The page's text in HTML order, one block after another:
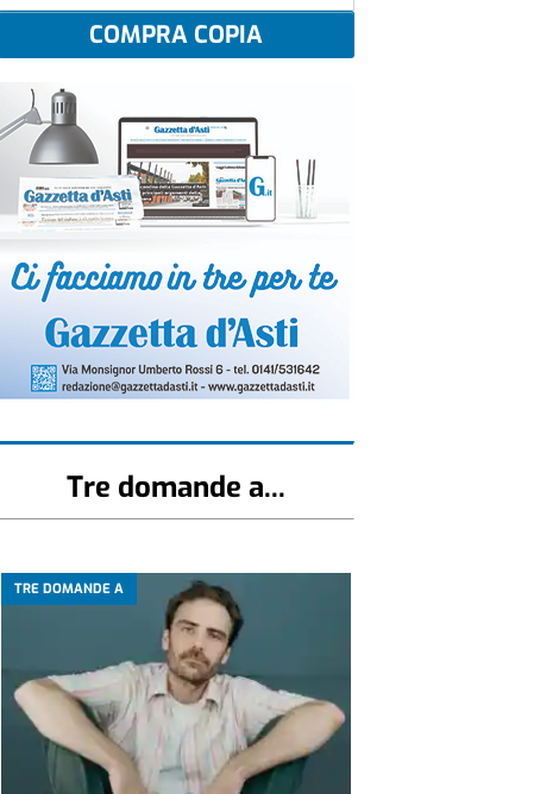
COMPRA COPIA
Tre domande a...
TRE DOMANDE A